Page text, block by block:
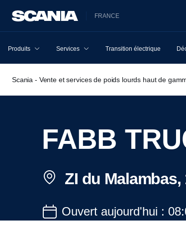
FRANCE
Produits Services Transition électrique
Scania - Vente et services de poids lourds haut de
FABB
ZI du Malambas,
Ouvert aujourd'hui :